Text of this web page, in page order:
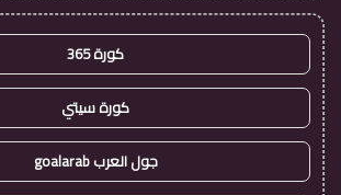
كورة 365
كورة سيتي
جول العرب goalarab